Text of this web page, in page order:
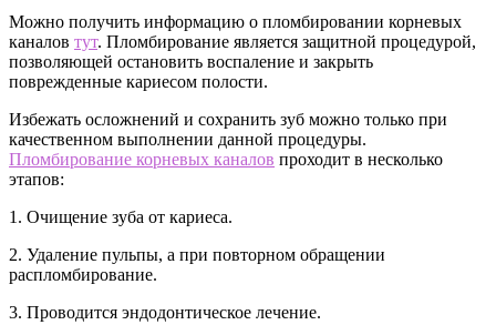
Можно получить информацию о пломбировании корневых
каналов тут. Пломбирование является защитной процедурой,
позволяющей остановить воспаление и закрыть
поврежденные кариесом полости.
Избежать осложнений и сохранить зуб можно только при
качественном выполнении данной процедуры.
Пломбирование корневых каналов проходит в несколько
этапов:
1. Очищение зуба от кариеса.
2. Удаление пульпы, а при повторном обращении
распломбирование.
3. Проводится эндодонтическое лечение.